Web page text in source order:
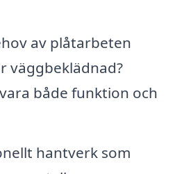
av plåtarbeten
väggbeklädnad?
både funktion och
hantverk som